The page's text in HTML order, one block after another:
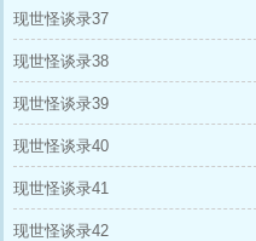
现世怪谈录37
现世怪谈录38
现世怪谈录39
现世怪谈录40
现世怪谈录41
现世怪谈录42